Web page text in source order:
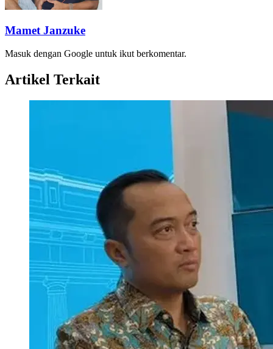
Mamet Janzuke
Masuk dengan Google untuk ikut berkomentar.
Artikel Terkait